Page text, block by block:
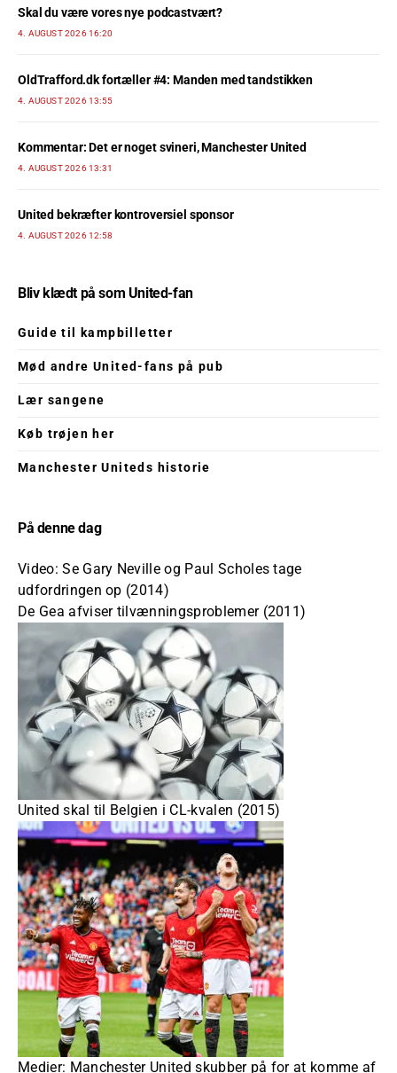
Skal du være vores nye podcastvært?
4. AUGUST 2026 16:20
OldTrafford.dk fortæller #4: Manden med tandstikken
4. AUGUST 2026 13:55
Kommentar: Det er noget svineri, Manchester United
4. AUGUST 2026 13:31
United bekræfter kontroversiel sponsor
4. AUGUST 2026 12:58
Bliv klædt på som United-fan
Guide til kampbilletter
Mød andre United-fans på pub
Lær sangene
Køb trøjen her
Manchester Uniteds historie
På denne dag
Video: Se Gary Neville og Paul Scholes tage
udfordringen op (2014)
De Gea afviser tilvænningsproblemer (2011)
United skal til Belgien i CL-kvalen (2015)
Medier: Manchester United skubber på for at komme af